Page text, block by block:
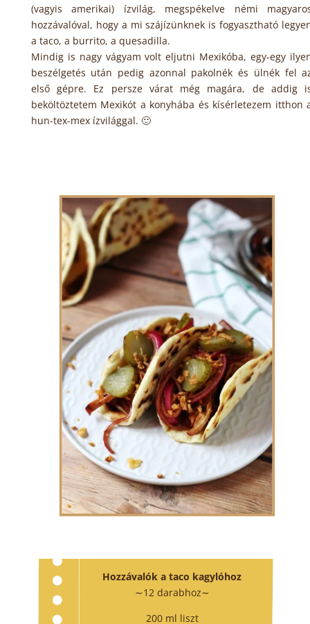
(vagyis amerikai) ízvilág, megspékelve némi
hozzávalóval, hogy a mi szájízünknek is fogyasztható
a taco, a burrito, a quesadilla.
Mindig is nagy vágyam volt eljutni Mexikóba, egy-egy
beszélgetés után pedig azonnal pakolnék és ülnék fel
első gépre. Ez persze várat még magára, de addig
beköltöztetem Mexikót a konyhába és kísérletezem itthon
hun-tex-mex ízvilággal. 🙂
Hozzávalók a taco kagylóhoz
∼12 darabhoz∼
200 ml liszt